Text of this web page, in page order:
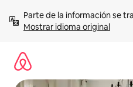
contenidoMostrar idioma original